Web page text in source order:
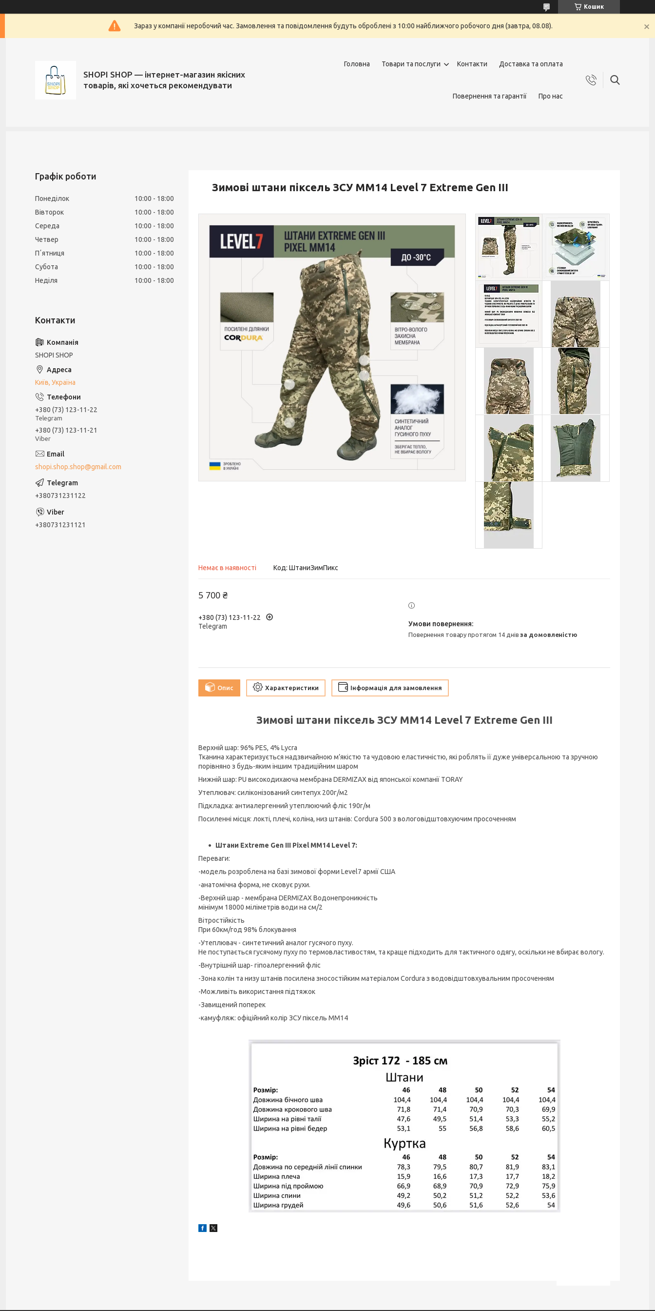
Кошик
Зараз у компанії неробочий час. Замовлення та повідомлення будуть оброблені з 10:00 найближчого робочого дня (завтра, 08.08).
SHOPI SHOP — інтернет-магазин якісних
товарів, які хочеться рекомендувати
Головна Товари та послуги Контакти Доставка та оплата
Повернення та гарантії Про нас
Зимові штани піксель ЗСУ ММ14 Level 7 Extreme Gen III
Немає в наявності Код: ШтаниЗимПикс
5 700 ₴
+380 (73) 123-11-22
Telegram
повернення товару протягом 14 днівза домовленістю
Опис Характеристики Інформація для замовлення
Зимові штани піксель ЗСУ ММ14 Level 7 Extreme Gen III
Верхній шар: 96% PES, 4% Lycra
Тканина характеризується надзвичайною м’якістю та чудовою еластичністю, які роблять її дуже універсальною та зручною
порівняно з будь-яким іншим традиційним шаром
Нижній шар: PU високодихаюча мембрана DERMIZAX від японської компанії TORAY
Утеплювач: силіконізований синтепух 200г/м2
Підкладка: антиалергенний утеплюючий фліс 190г/м
Посиленні місця: локті, плечі, коліна, низ штанів: Cordura 500 з вологовідштовхуючим просоченням
Штани Extreme Gen III Pixel MM14 Level 7:
Переваги:
-модель розроблена на базі зимової форми Level7 армії США
-анатомічна форма, не сковує рухи.
-Верхній шар - мембрана DERMIZAX Водонепроникність
мінімум 18000 міліметрів води на см/2
Вітростійкість
При 60км/год 98% блокування
-Утеплювач - синтетичний аналог гусячого пуху.
Не поступається гусячому пуху по термовластивостям, та краще підходить для тактичного одягу, оскільки не вбирає вологу.
-Внутрішній шар- гіпоалергенний фліс
-Зона колін та низу штанів посилена зносостійким матеріалом Cordura з водовідштовхувальним просоченням
-Можливіть використання підтяжок
-Завищений поперек
-камуфляж: офіційний колір ЗСУ піксель ММ14
Графік роботи
Понеділок 10:00
18:00
Вівторок
10:00
18:00
Середа
10:00
18:00
Четвер
10:00
18:00
Пʼятниця
10:00
18:00
Субота
10:00
18:00
Неділя
10:00 18:00
SHOPI SHOP
Київ, Україна
+380 (73) 123-11-22
Telegram
+380 (73) 123-11-21
Viber
shopi.shop.shop@gmail.com
+380731231122
+380731231121